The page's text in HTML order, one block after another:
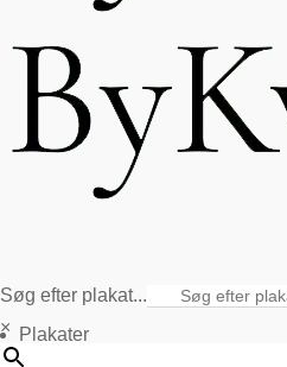
Søg efter plakat...
× Plakater